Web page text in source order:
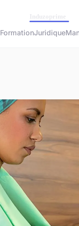
FormationJuridique